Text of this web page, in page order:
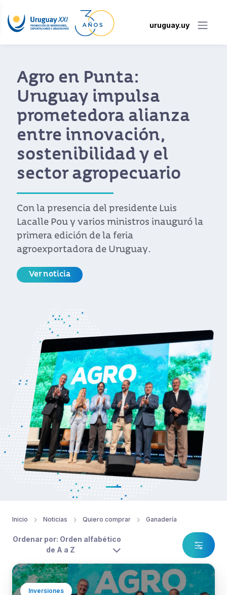
uruguay.uy
Agro en Punta:
Uruguay impulsa
prometedora alianza
entre innovación,
sostenibilidad y el
sector agropecuario
Con la presencia del presidente Luis
Lacalle Pou y varios ministros inauguró la
primera edición de la feria
agroexportadora de Uruguay.
Ver noticia
Inicio Noticias Quiero comprar Ganadería
Ordenar por: Orden alfabético
de A a Z
Inversiones